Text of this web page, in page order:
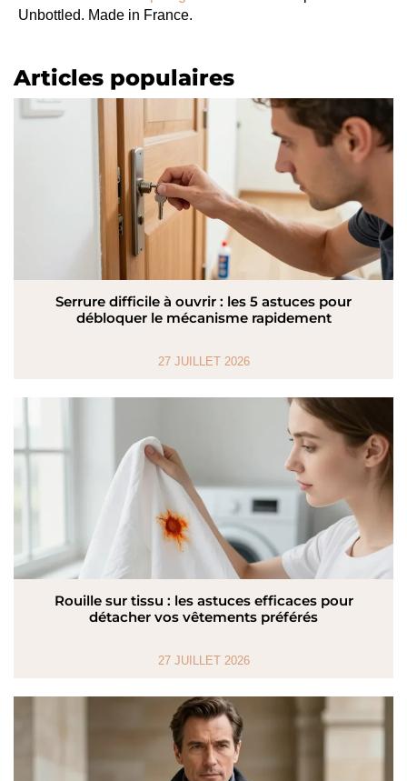
Unbottled. Made in France.
Articles populaires
Serrure difficile à ouvrir : les 5 astuces pour
débloquer le mécanisme rapidement
27 JUILLET 2026
Rouille sur tissu : les astuces efficaces pour
détacher vos vêtements préférés
27 JUILLET 2026